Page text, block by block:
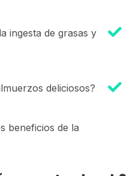
ingesta de grasas y
deliciosos?
beneficios de la